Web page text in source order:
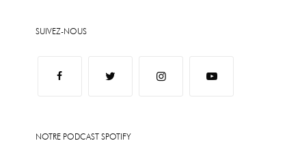
SUIVEZ-NOUS
NOTRE PODCAST SPOTIFY